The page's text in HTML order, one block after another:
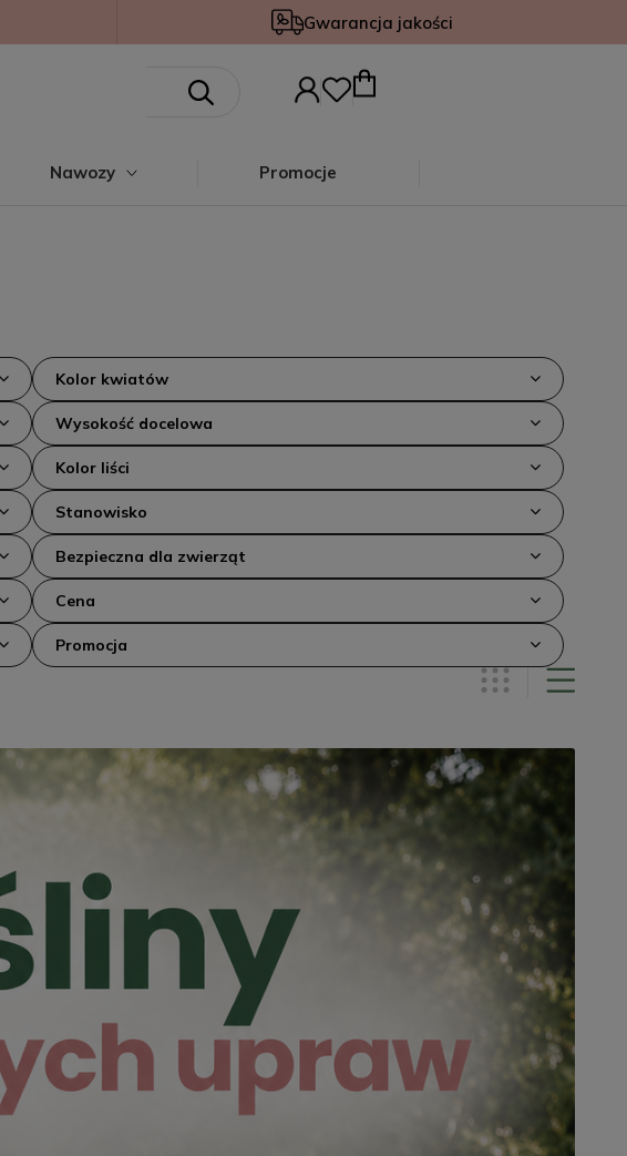
Gwarancja jakości
Nawozy Promocje
Kolor kwiatów
Wysokość docelowa
Kolor liści
Stanowisko
Bezpieczna dla zwierząt
Cena
Promocja